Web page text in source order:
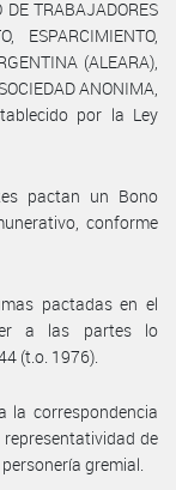
TRABAJADORES
ESPARCIMIENTO,
(ALEARA),
ANONIMA,
por la Ley
pactan un Bono
conforme
pactadas en el
a las partes lo
(t.o. 1976).
la correspondencia
de
gremial.